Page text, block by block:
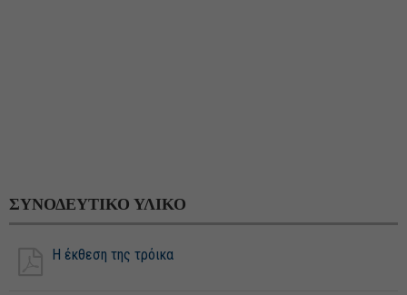
ΣΥΝΟΔΕΥΤΙΚΟ ΥΛΙΚΟ
Η έκθεση της τρόικα